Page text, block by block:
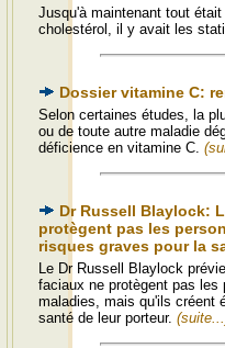
Jusqu'à maintenant tout
cholestérol, il y avait les
Dossier vitamine C:
Selon certaines études, la
ou de toute autre maladie
déficience en vitamine C.
Dr Russell Blaylock:
protègent pas les
risques graves pour la
Le Dr Russell Blaylock
faciaux ne protègent pas les
maladies, mais qu'ils créent
santé de leur porteur.